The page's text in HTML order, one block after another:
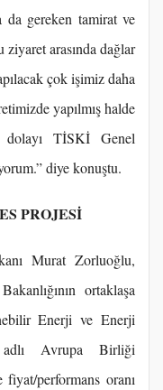
gereken tamirat ve
arasında dağlar
çok işimiz daha
yapılmış halde
dolayı TİSKİ Genel
diye konuştu.
PROJESİ
Murat Zorluoğlu,
ortaklaşa
Enerji ve Enerji
Avrupa Birliği
fiyat/performans oranı